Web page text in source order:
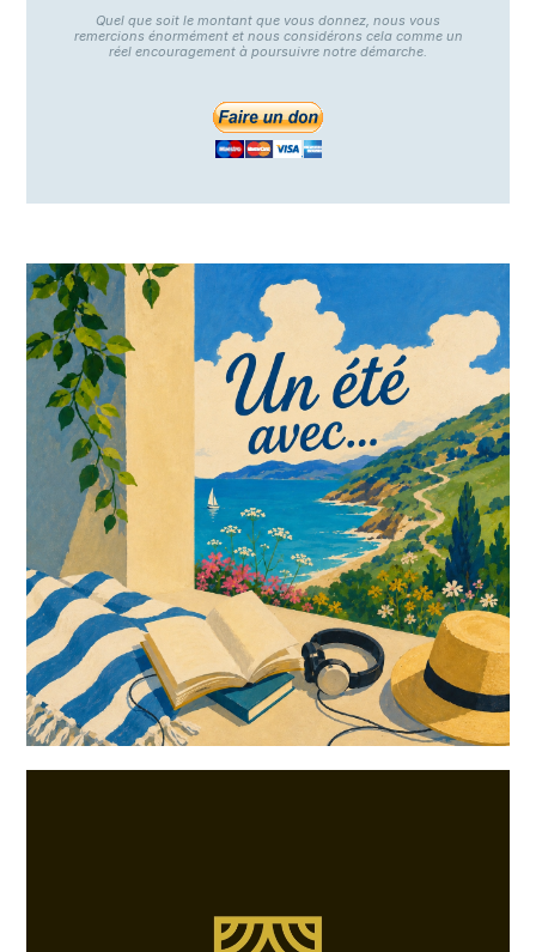
Quel que soit le montant que vous donnez, nous vous
remercions énormément et nous considérons cela comme un
réel encouragement à poursuivre notre démarche.